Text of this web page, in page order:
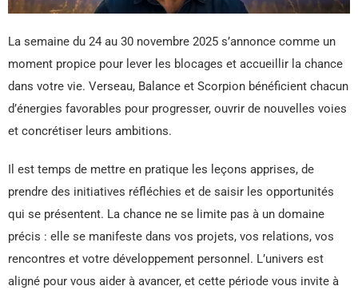
La semaine du 24 au 30 novembre 2025 s’annonce comme un
moment propice pour lever les blocages et accueillir la chance
dans votre vie. Verseau, Balance et Scorpion bénéficient chacun
d’énergies favorables pour progresser, ouvrir de nouvelles voies
et concrétiser leurs ambitions.
Il est temps de mettre en pratique les leçons apprises, de
prendre des initiatives réfléchies et de saisir les opportunités
qui se présentent. La chance ne se limite pas à un domaine
précis : elle se manifeste dans vos projets, vos relations, vos
rencontres et votre développement personnel. L’univers est
aligné pour vous aider à avancer, et cette période vous invite à